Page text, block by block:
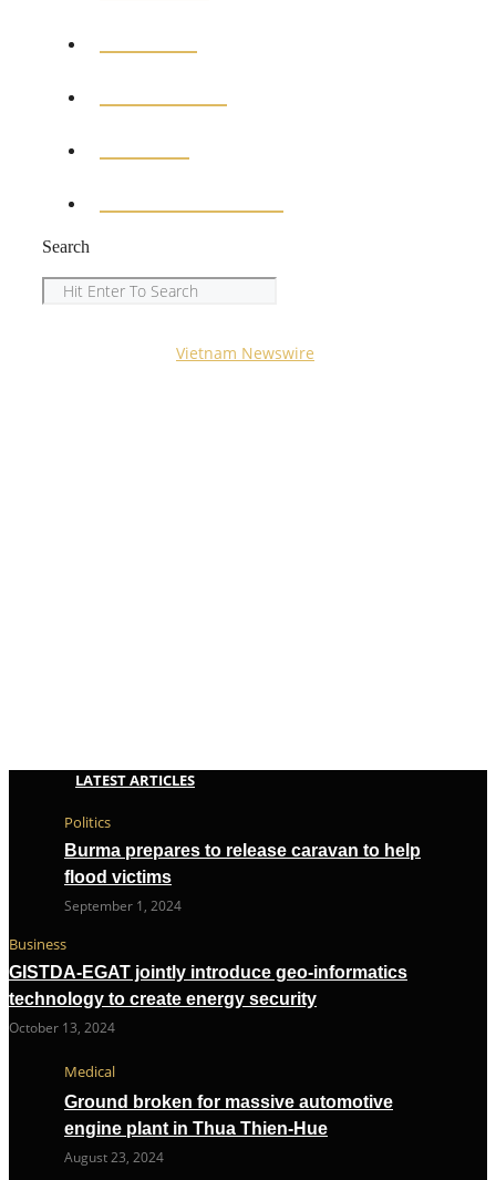
Search
Vietnam Newswire
LATEST ARTICLES
Politics
Burma prepares to release caravan to help
flood victims
September 1, 2024
Business
GISTDA-EGAT jointly introduce geo-informatics
technology to create energy security
October 13, 2024
Medical
Ground broken for massive automotive
engine plant in Thua Thien-Hue
August 23, 2024